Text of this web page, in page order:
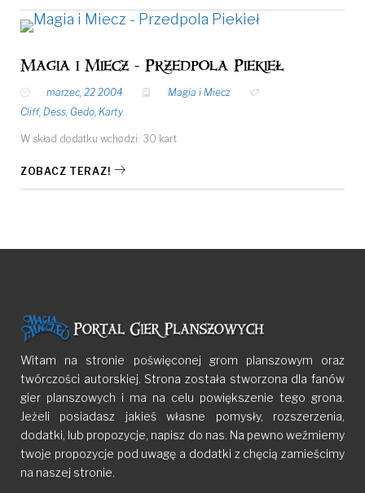
Magia i Miecz - Przedpola Piekieł
marzec, 22 2004
Magia i Miecz
Cliff, Dess, Gedo, Karty
W skład dodatku wchodzi: 30 kart
ZOBACZ TERAZ!
Witam na stronie poświęconej grom planszowym oraz
twórczości autorskiej. Strona została stworzona dla fanów
gier planszowych i ma na celu powiększenie tego grona.
Jeżeli posiadasz jakieś własne pomysły, rozszerzenia,
dodatki, lub propozycje, napisz do nas. Na pewno weźmiemy
twoje propozycje pod uwagę a dodatki z chęcią zamieścimy
na naszej stronie.